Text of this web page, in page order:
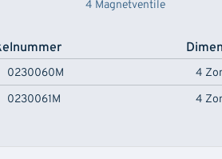
4 Magnetventile
0230060M 4
0230061M
4